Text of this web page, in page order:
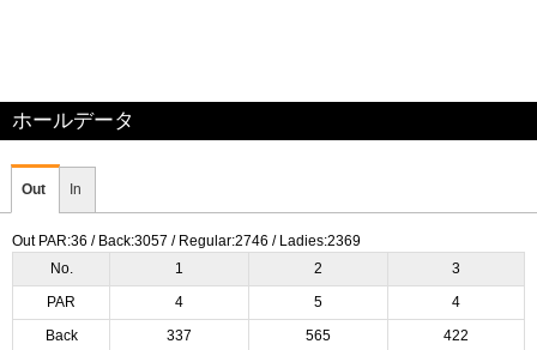
ホールデータ
Out In
Out PAR:36 / Back:3057 / Regular:2746 / Ladies:2369
No.
1 2 3
PAR 4 5 4
Back 337 565 422